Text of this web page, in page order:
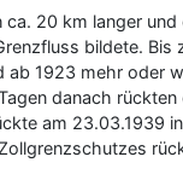
ca. 20 km langer
bildete. Bis
ab 1923 mehr oder
danach
am 23.03.1939